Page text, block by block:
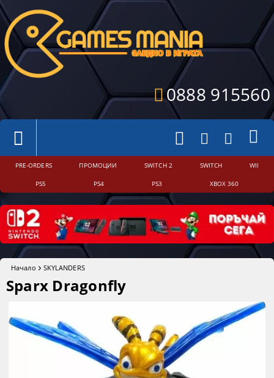
0888 915560
PRE-ORDERS ПРОМОЦИИ SWITCH 2 SWITCH WII
PS5 PS4 PS3 XBOX 360
Начало SKYLANDERS
Sparx Dragonfly